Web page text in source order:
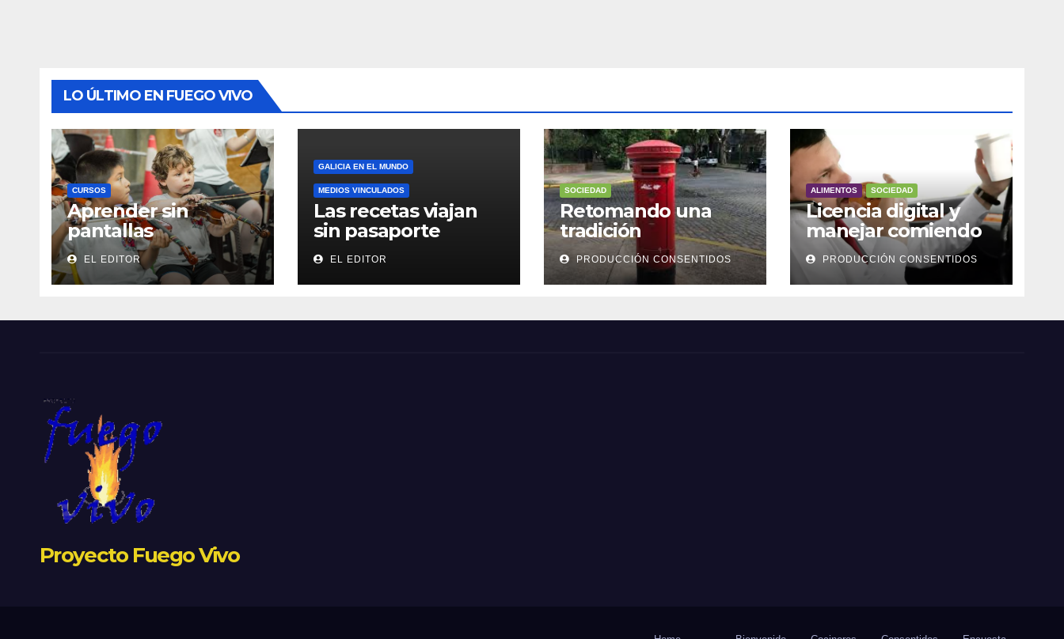
LO ÚLTIMO EN FUEGO VIVO
CURSOS
Aprender sin
pantallas
EL EDITOR
GALICIA EN EL MUNDO
MEDIOS VINCULADOS
Las recetas viajan
sin pasaporte
EL EDITOR
SOCIEDAD
Retomando una
tradición
PRODUCCIÓN CONSENTIDOS
ALIMENTOS SOCIEDAD
Licencia digital y
manejar comiendo
PRODUCCIÓN CONSENTIDOS
Proyecto Fuego Vivo